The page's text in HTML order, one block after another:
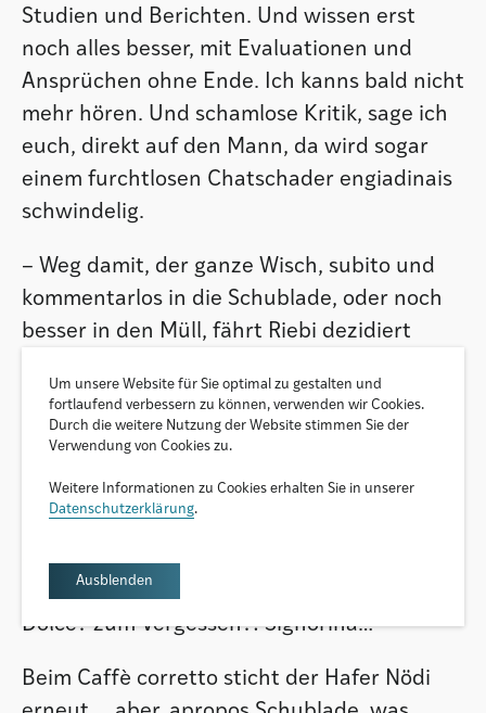
Studien und Berichten. Und wissen erst
noch alles besser, mit Evaluationen und
Ansprüchen ohne Ende. Ich kanns bald nicht
mehr hören. Und schamlose Kritik, sage ich
euch, direkt auf den Mann, da wird sogar
einem furchtlosen Chatschader engiadinais
schwindelig.
– Weg damit, der ganze Wisch, subito und
kommentarlos in die Schublade, oder noch
besser in den Müll, fährt Riebi dezidiert
doppelt Pizzo nach. Wir wissen doch, porca
vacca, selber am besten, was für uns gut ist.
beweisen da unten, oder oben, nach
einen Standschaden, compagni, das schleckt
keine Geiss weg… Wie wär’s mit einem
Dolce? zum Vergessen?! Signorina…
Beim Caffè corretto sticht der Hafer Nödi
Um unsere Website für Sie optimal zu gestalten und
fortlaufend verbessern zu können, verwenden wir Cookies.
Durch die weitere Nutzung der Website stimmen Sie der
Verwendung von Cookies zu.
Weitere Informationen zu Cookies erhalten Sie in unserer
Datenschutzerklärung.
Ausblenden